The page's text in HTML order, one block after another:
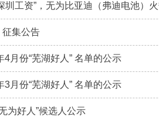
圳工资”，无为比亚迪（弗迪电池）
征集公告
月份“芜湖好人” 名单的公示
月份“芜湖好人” 名单的公示
为好人”候选人公示